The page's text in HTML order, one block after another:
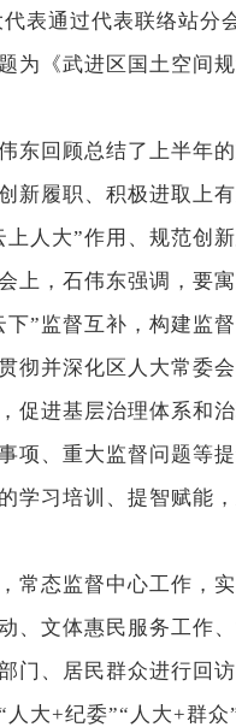
通过代表联络站分
为《武进区国土空间
回顾总结了上半年
新履职、积极进取上
人大”作用、规范创
伟东强调，要寓
”监督互补，构建监
并深化区人大常委会
促进基层治理体系和治
项、重大监督问题等
学习培训、提智赋能
常态监督中心工作，
、文体惠民服务工作
门、居民群众进行回
人大+纪委”“人大+群